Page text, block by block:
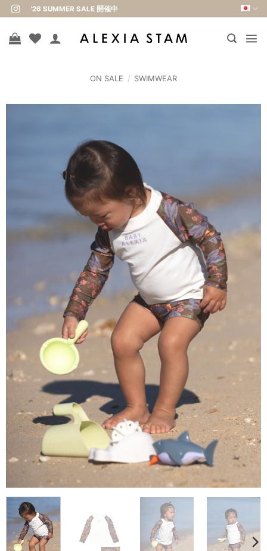
Skip
to
content
'26 SUMMER SALE 開催中
ON SALE / SWIMWEAR